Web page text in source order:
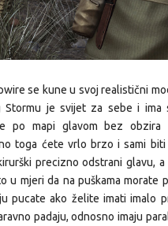
se kune u svoj realistični
je svijet za sebe i ima
po mapi glavom bez obzira
toga ćete vrlo brzo i sami
precizno odstrani glavu,
u mjeri da na puškama morate
pucate ako želite imati imalo
padaju, odnosno imaju